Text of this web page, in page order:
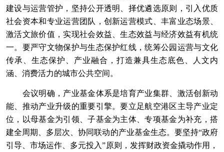
建设与运营管护，坚持公开透明、择优遴选原则，引入优质
社会资本和专业运营团队，创新运营模式、丰富业态场景、
激活文旅价值，实现社会效益、生态效益与经济效益有机统
一。要严守文物保护与生态保护红线，统筹公园运营与文化
传承、生态保护、产业融合，打造兼具生态底色、人文内
涵、消费活力的城市公共空间。
会议明确，产业基金体系是培育产业集群、激活创新动
能、推动产业升级的重要引擎。要立足航空港区主导产业定
位，以母基金为引领、子基金为主体、专项基金为补充，搭
建全周期、多层次、协同联动的产业基金生态。要坚持“政府
引导、市场运作、多元投入”原则，发挥财政资金撬动作用，